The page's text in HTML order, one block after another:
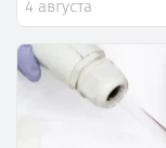
4 августа